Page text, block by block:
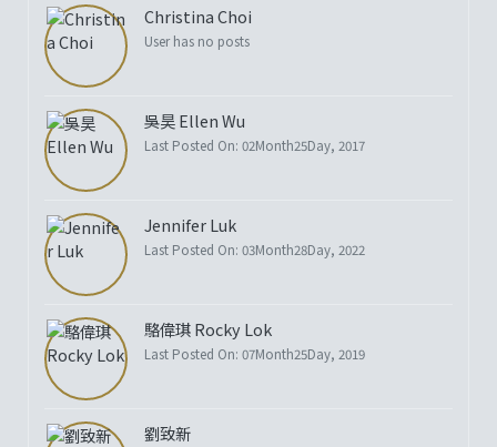
Christina Choi
User has no posts
吳昊 Ellen Wu
Last Posted On: 02Month25Day, 2017
Jennifer Luk
Last Posted On: 03Month28Day, 2022
駱偉琪 Rocky Lok
Last Posted On: 07Month25Day, 2019
劉致新